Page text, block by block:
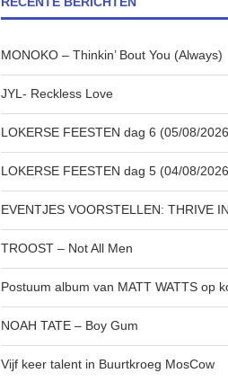
MONOKO – Thinkin’ Bout You (Always)
JYL- Reckless Love
LOKERSE FEESTEN dag 6 (05/08/
LOKERSE FEESTEN dag 5 (04/08/
EVENTJES VOORSTELLEN: THRIVE
TROOST – Not All Men
Postuum album van MATT WATTS op
NOAH TATE – Boy Gum
Vijf keer talent in Buurtkroeg MosCow